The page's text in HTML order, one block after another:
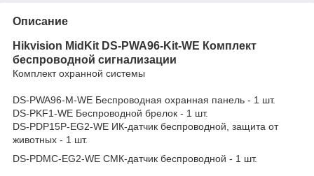
Описание
Hikvision MidKit DS-PWA96-Kit-WE Комплект
беспроводной сигнализации
Комплект охранной системы
DS-PWA96-M-WE Беспроводная охранная панель - 1 шт.
DS-PKF1-WE Беспроводной брелок - 1 шт.
DS-PDP15P-EG2-WE ИК-датчик беспроводной, защита от
животных - 1 шт.
DS-PDMC-EG2-WE СМК-датчик беспроводной - 1 шт.